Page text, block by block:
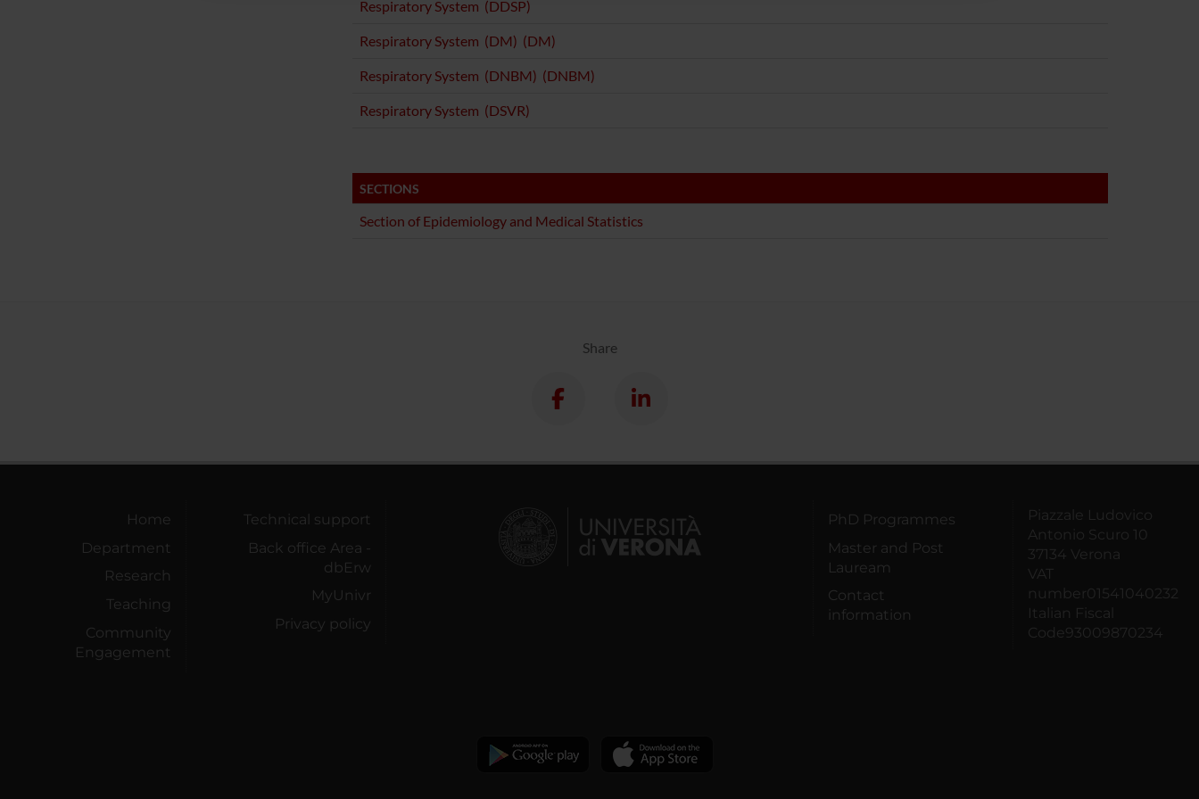
Respiratory System (DDSP)
Respiratory System (DM) (DM)
Respiratory System (DNBM) (DNBM)
Respiratory System (DSVR)
SECTIONS
Section of Epidemiology and Medical Statistics
Share
Home
Department
Research
Teaching
Community
Engagement
Technical support
Back office Area -
dbErw
MyUnivr
Privacy policy
PhD Programmes
Master and Post
Lauream
Contact
information
Piazzale Ludovico
Antonio Scuro 10
37134 Verona
VAT
number01541040232
Italian Fiscal
Code93009870234